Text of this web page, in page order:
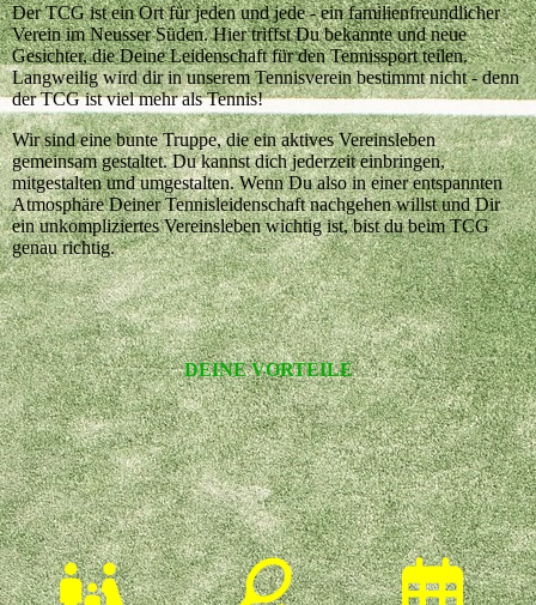
Der TCG ist ein Ort für jeden und jede - ein familienfreundlicher
Verein im Neusser Süden. Hier triffst Du bekannte und neue
Gesichter, die Deine Leidenschaft für den Tennissport teilen.
Langweilig wird dir in unserem Tennisverein bestimmt nicht - denn
der TCG ist viel mehr als Tennis!
Wir sind eine bunte Truppe, die ein aktives Vereinsleben
gemeinsam gestaltet. Du kannst dich jederzeit einbringen,
mitgestalten und umgestalten. Wenn Du also in einer entspannten
Atmosphäre Deiner Tennisleidenschaft nachgehen willst und Dir
ein unkompliziertes Vereinsleben wichtig ist, bist du beim TCG
genau richtig.
DEINE VORTEILE